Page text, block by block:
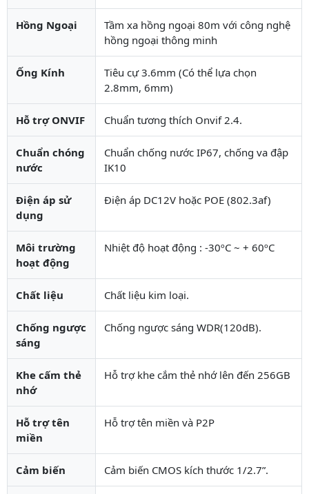
Hồng Ngoại
Tầm xa hồng ngoại 80m với công nghệ
hồng ngoại thông minh
Ống Kính
Tiêu cự 3.6mm (Có thể lựa chọn
2.8mm, 6mm)
Hỗ trợ ONVIF Chuẩn tương thích Onvif 2.4.
Chuẩn chóng
nước
Chuẩn chống nước IP67, chống va đập
IK10
Điện áp sử
dụng
Điện áp DC12V hoặc POE (802.3af)
Môi trường
hoạt động
Nhiệt độ hoạt động : -30ºC ~ + 60ºC
Chất liệu Chất liệu kim loại.
Chống ngược
sáng
Chống ngược sáng WDR(120dB).
Khe cấm thẻ
nhớ
Hỗ trợ khe cắm thẻ nhớ lên đến 256GB
Hỗ trợ tên
miền
Hỗ trợ tên miền và P2P
Cảm biến Cảm biến CMOS kích thước 1/2.7”.